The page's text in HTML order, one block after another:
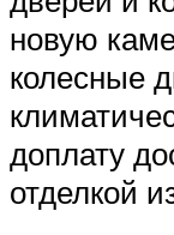
новую
колесные
доплату
отделкой